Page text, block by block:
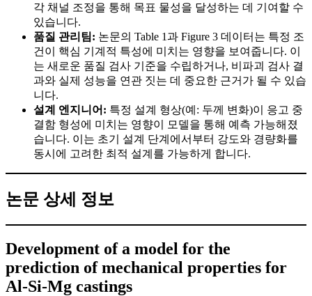
각 채널 조정을 통해 목표 물성을 달성하는 데 기여할 수
있습니다.
품질 관리팀: 논문의 Table 1과 Figure 3 데이터는 특정 조
건이 핵심 기계적 특성에 미치는 영향을 보여줍니다. 이
는 새로운 품질 검사 기준을 수립하거나, 비파괴 검사 결
과와 실제 성능을 연관 짓는 데 중요한 근거가 될 수 있습
니다.
설계 엔지니어: 특정 설계 형상(예: 두께 변화)이 응고 중
결함 형성에 미치는 영향이 모델을 통해 예측 가능해졌
습니다. 이는 초기 설계 단계에서부터 강도와 경량화를
동시에 고려한 최적 설계를 가능하게 합니다.
논문 상세 정보
Development of a model for the
prediction of mechanical properties for
Al-Si-Mg castings